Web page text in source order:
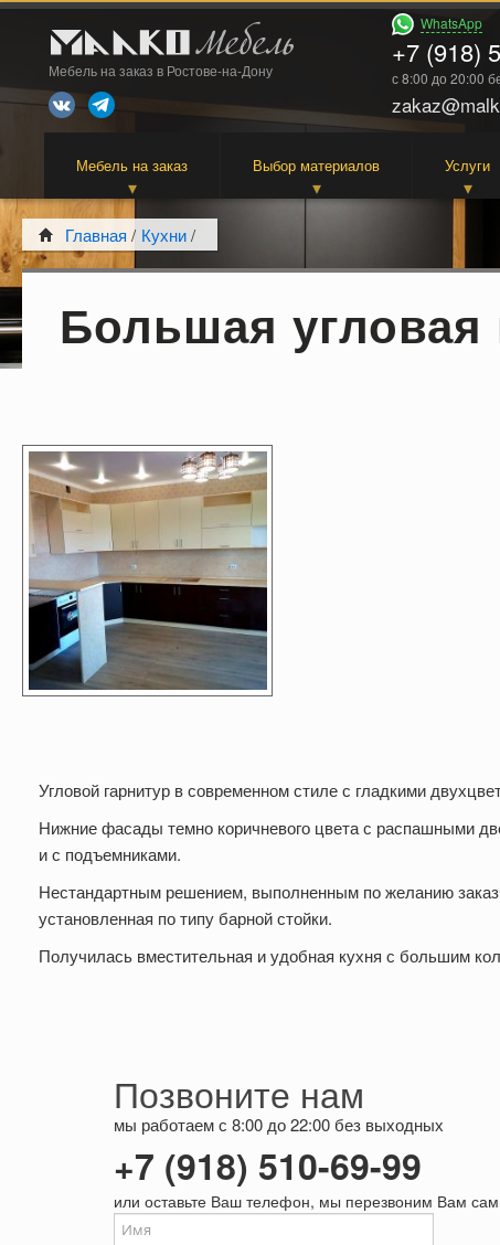
Мебель на заказ в Ростове-на-Дону
WhatsApp
+7 (918)
с 8:00 до 20:00
Мебель на заказ Выбор материалов Услуги
Главная / Кухни/
Большая
Угловой гарнитур в современном стиле с гладкими
Нижние фасады темно коричневого цвета с распашными
и с подъемниками.
Нестандартным решением, выполненным по желанию
установленная по типу барной стойки.
Получилась вместительная и удобная кухня с большим
Позвоните нам
мы работаем с 8:00 до 22:00 без выходных
+7 (918) 510-69-99
или оставьте Ваш телефон, мы перезвоним Вам
Ваше имя